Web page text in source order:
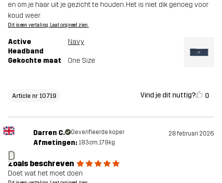
en om je haar uit je gezicht te houden. Het is niet dik genoeg voor
koud weer.
Dit is een vertaling. Laat orgineel zien.
Active
Headband
Navy
Gekochte maat One Size
Article nr 10719 Vind je dit nuttig? 0
D
Darren C. Geverifieerde koper 28 februari 2026
Afmetingen: 183cm, 179kg
Zoals beschreven
Doet wat het moet doen